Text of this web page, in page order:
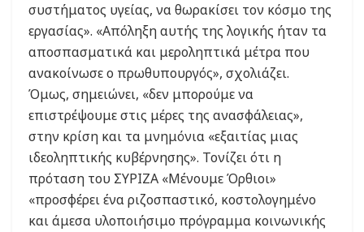
συστήματος υγείας, να θωρακίσει τον κόσμο της
εργασίας». «Απόληξη αυτής της λογικής ήταν τα
αποσπασματικά και μεροληπτικά μέτρα που
ανακοίνωσε ο πρωθυπουργός», σχολιάζει.
Όμως, σημειώνει, «δεν μπορούμε να
επιστρέψουμε στις μέρες της ανασφάλειας»,
στην κρίση και τα μνημόνια «εξαιτίας μιας
ιδεοληπτικής κυβέρνησης». Τονίζει ότι η
πρόταση του ΣΥΡΙΖΑ «Μένουμε Όρθιοι»
«προσφέρει ένα ριζοσπαστικό, κοστολογημένο
και άμεσα υλοποιήσιμο πρόγραμμα κοινωνικής